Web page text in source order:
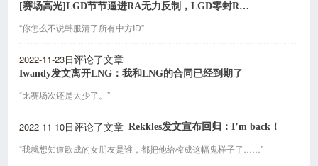
[赛场高光]LGD节节逼进RA无力反制，LGD零封RA先下一城
“你怎么不说韩服清了所有中方ID”
2022-11-23日评论了文章
Iwandy发文离开LNG：我和LNG的合同已经到期了
“比赛场次还是太少了。”
2022-11-10日评论了文章 Rekkles发文宣布回归：I’m back！
“我就想知道欧成的女朋友是谁，都把他给榨成这幅鬼样子了……”